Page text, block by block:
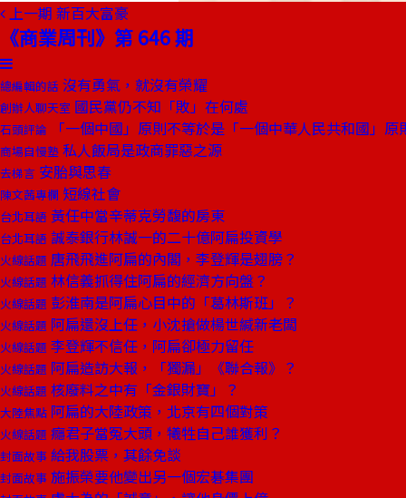
上一期 新百大富豪
《商業周刊》第 646 期
總編輯的話 沒有勇氣，就沒有榮耀
創辦人聊天室 國民黨仍不知「敗」在何處
石頭評論 「一個中國」原則不等於是「一個中華人民共和國」原
商場自慢塾 私人飯局是政商罪惡之源
去梯言 安胎與思春
陳文茜專欄 短線社會
台北耳語 黃任中當辛蒂克勞馥的房東
台北耳語 誠泰銀行林誠一的二十億阿扁投資學
火線話題 唐飛飛進阿扁的內閣，李登輝是翅膀？
火線話題 林信義抓得住阿扁的經濟方向盤？
火線話題 彭淮南是阿扁心目中的「葛林斯班」？
火線話題 阿扁還沒上任，小沈搶做楊世緘新老闆
火線話題 李登輝不信任，阿扁卻極力留任
火線話題 阿扁造訪大報，「獨漏」《聯合報》？
火線話題 核廢料之中有「金銀財寶」？
大陸焦點 阿扁的大陸政策，北京有四個對策
火線話題 癮君子當冤大頭，犧牲自己誰獲利？
封面故事 給我股票，其餘免談
封面故事 施振榮要他變出另一個宏碁集團